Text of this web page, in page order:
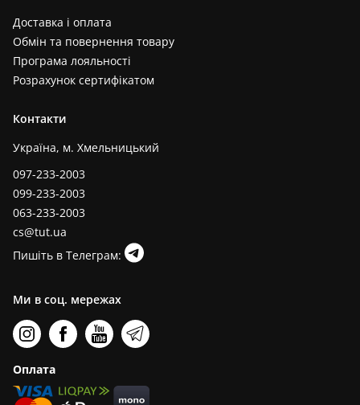
Доставка і оплата
Обмін та повернення товару
Програма лояльності
Розрахунок сертифікатом
Контакти
Україна, м. Хмельницький
097-233-2003
099-233-2003
063-233-2003
cs@tut.ua
Пишіть в Телеграм:
Ми в соц. мережах
Оплата